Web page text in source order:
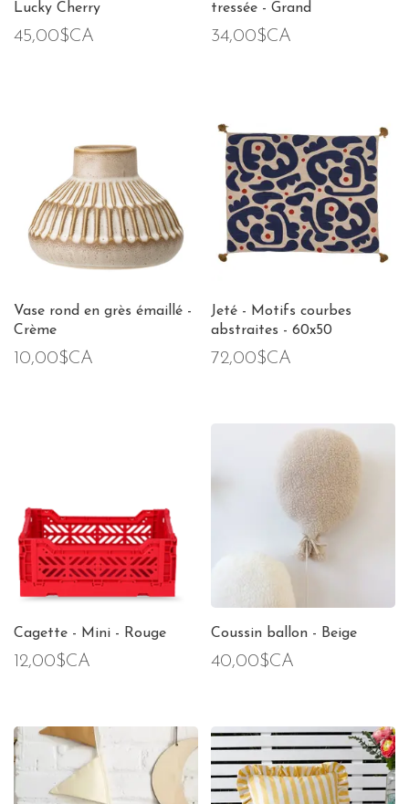
Lucky Cherry
45,00$CA
tressée - Grand
34,00$CA
Vase rond en grès émaillé -
Crème
10,00$CA
Jeté - Motifs courbes
abstraites - 60x50
72,00$CA
Cagette - Mini - Rouge
12,00$CA
Coussin ballon - Beige
40,00$CA